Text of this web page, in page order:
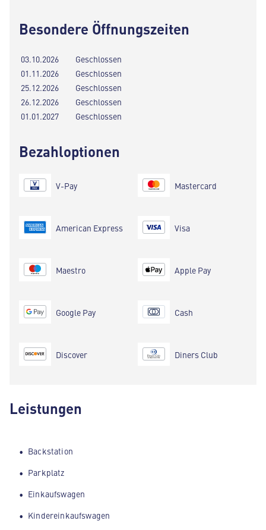
Besondere Öffnungszeiten
03.10.2026
Geschlossen
01.11.2026
Geschlossen
25.12.2026
Geschlossen
26.12.2026
Geschlossen
01.01.2027
Geschlossen
Bezahloptionen
V-Pay
American Express
Maestro
Google Pay
Discover
Mastercard
Visa
Apple Pay
Cash
Diners Club
Leistungen
Backstation
Parkplatz
Einkaufswagen
Kindereinkaufswagen